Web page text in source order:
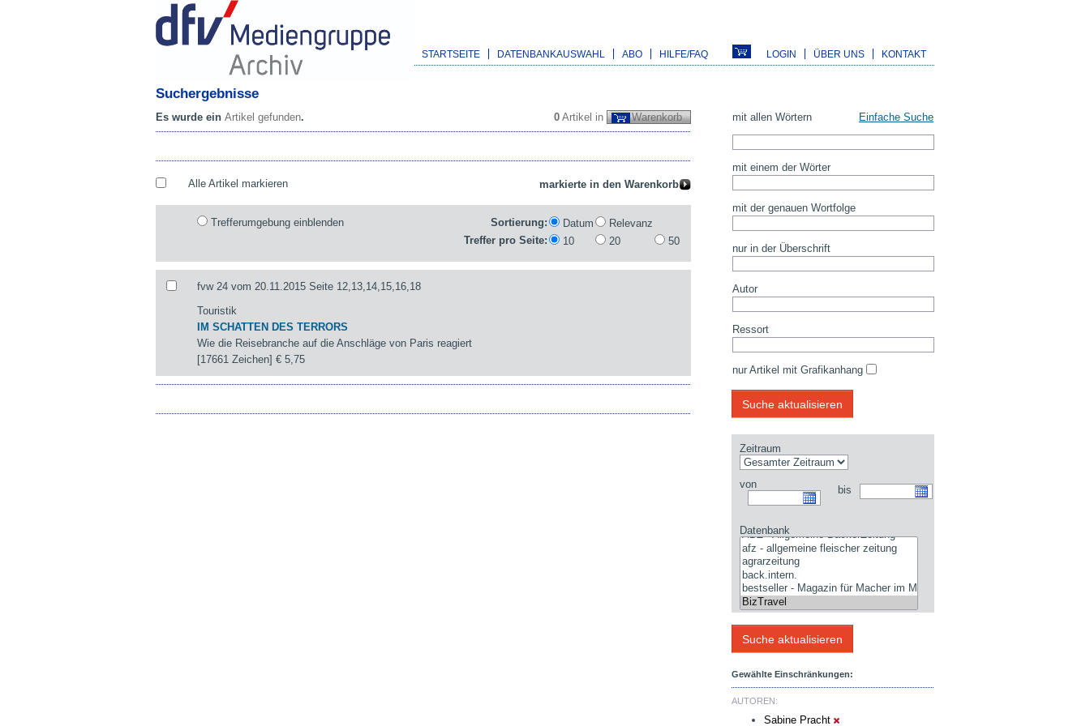
STARTSEITE DATENBANKAUSWAHL ABO HILFE/FAQ LOGIN ÜBER UNS KONTAKT
Suchergebnisse
0 Artikel in Warenkorb
Es wurde ein Artikel gefunden.
Alle Artikel markieren
Trefferumgebung einblenden Sortierung: Datum
Relevanz
Treffer pro Seite:
10 20 50
fvw 24 vom 20.11.2015 Seite 12,13,14,15,16,18
Touristik
IM SCHATTEN DES TERRORS
Wie die Reisebranche auf die Anschläge von Paris reagiert
[17661 Zeichen]€ 5,75
mit allen Wörtern Einfache Suche
mit einem der Wörter
mit der genauen Wortfolge
nur in der Überschrift
Autor
Ressort
nur Artikel mit Grafikanhang
Zeitraum
von bis
Datenbank
Gewählte Einschränkungen:
AUTOREN:
Sabine Pracht